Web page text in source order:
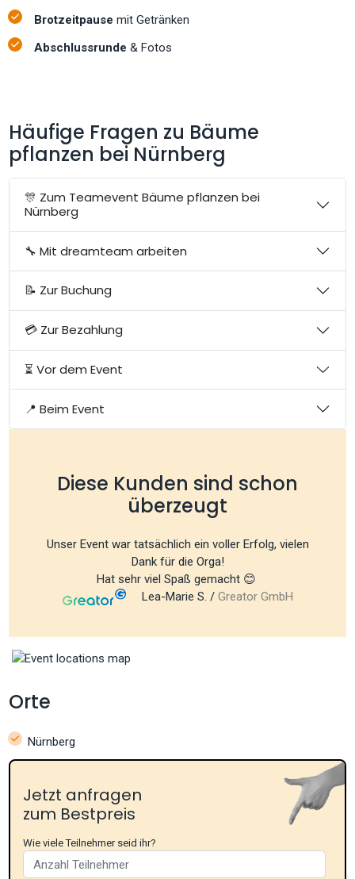
Brotzeitpause mit Getränken
Abschlussrunde & Fotos
Häufige Fragen zu Bäume
pflanzen bei Nürnberg
🎊 Zum Teamevent Bäume pflanzen bei
Nürnberg
🔧 Mit dreamteam arbeiten
📝 Zur Buchung
💳 Zur Bezahlung
⏳ Vor dem Event
📍 Beim Event
Diese Kunden sind schon
überzeugt
Unser Event war tatsächlich ein voller Erfolg, vielen
Dank für die Orga!
Hat sehr viel Spaß gemacht 😊
Lea-Marie S. / Greator GmbH
Orte
Nürnberg
Jetzt anfragen
zum Bestpreis
Wie viele Teilnehmer seid ihr?